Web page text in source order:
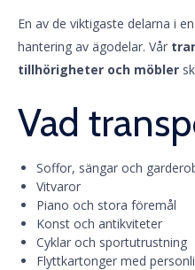
En av de viktigaste delarna i
hantering av ägodelar. Vår
tillhörigheter och möbler
Vad
Soffor, sängar och
Vitvaror
Piano och stora föremål
Konst och antikviteter
Cyklar och sportutrustning
Flyttkartonger med